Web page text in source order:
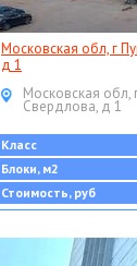
Московская обл, г
д 1
Московская обл,
Свердлова, д 1
Класс
Блоки, м2
Стоимость, руб